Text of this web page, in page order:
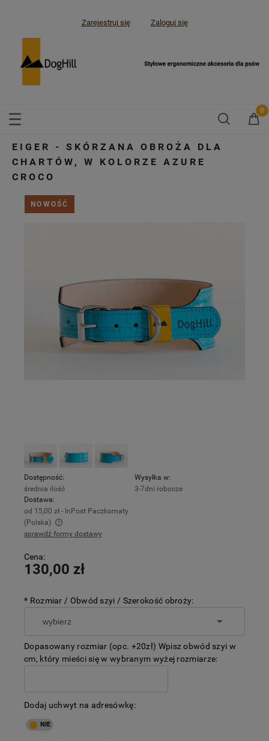
Zarejestruj się Zaloguj się
EIGER - SKÓRZANA OBROŻA DLA
CHARTÓW, W KOLORZE AZURE
CROCO
NOWOŚĆ
Dostępność:
średnia ilość
Wysyłka w:
3-7dni robocze
Dostawa:
od 15,00 zł - InPost Paczkomaty
(Polska)
Cena nie zawiera ewentualnych kosztów płatności
sprawdź formy dostawy
Cena:
130,00 zł
* Rozmiar / Obwód szyi / Szerokość obroży:
Dopasowany rozmiar (opc. +20zł) Wpisz obwód szyi w
cm, który mieści się w wybranym wyżej rozmiarze:
Dodaj uchwyt na adresówkę: